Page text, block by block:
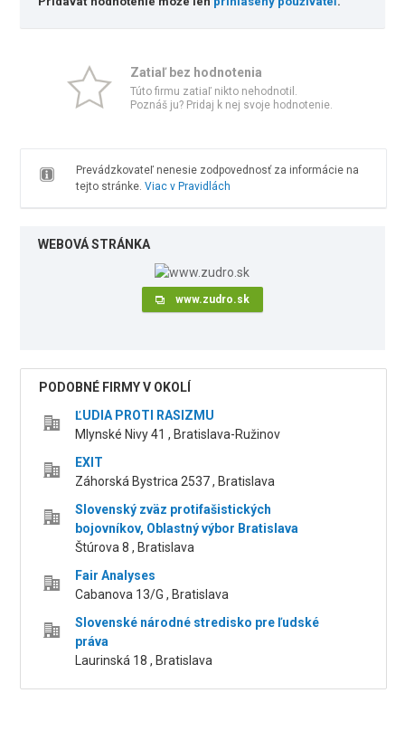
Zatiaľ bez hodnotenia
Túto firmu zatiaľ nikto nehodnotil.
Poznáš ju? Pridaj k nej svoje hodnotenie.
Prevádzkovateľ nenesie zodpovednosť za informácie na
tejto stránke. Viac v Pravidlách
WEBOVÁ STRÁNKA
www.zudro.sk
PODOBNÉ FIRMY V OKOLÍ
ĽUDIA PROTI RASIZMU
Mlynské Nivy 41 , Bratislava-Ružinov
EXIT
Záhorská Bystrica 2537 , Bratislava
Slovenský zväz protifašistických
bojovníkov, Oblastný výbor Bratislava
Štúrova 8 , Bratislava
Fair Analyses
Cabanova 13/G , Bratislava
Slovenské národné stredisko pre ľudské
práva
Laurinská 18 , Bratislava